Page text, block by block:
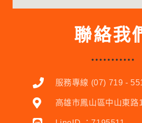
聯絡我
服務專線 (07) 719 -
高雄市鳳山區中山東路